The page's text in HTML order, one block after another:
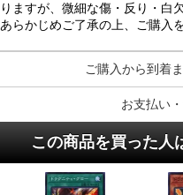
りますが、微細な傷・反り・白
あらかじめご了承の上、ご購入
ご購入から到着
お支払い
この商品を買った人